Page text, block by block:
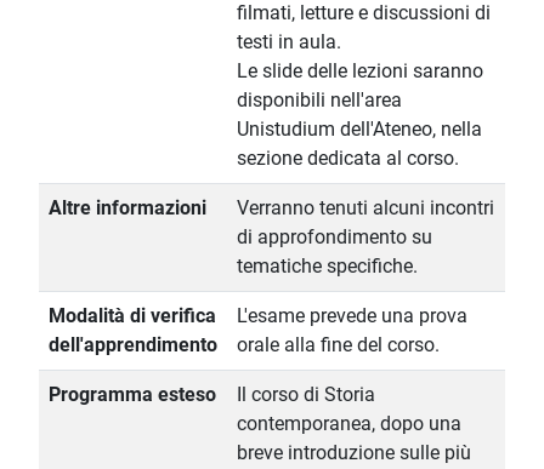
filmati, letture e discussioni di
testi in aula.
Le slide delle lezioni saranno
disponibili nell'area
Unistudium dell'Ateneo, nella
sezione dedicata al corso.
Altre informazioni
Verranno tenuti alcuni incontri
di approfondimento su
tematiche specifiche.
Modalità di verifica
dell'apprendimento
L'esame prevede una prova
orale alla fine del corso.
Programma esteso
Il corso di Storia
contemporanea, dopo una
breve introduzione sulle più